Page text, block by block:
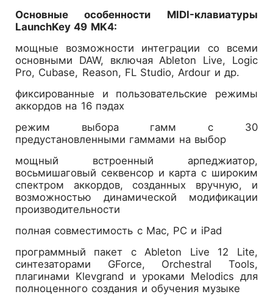
Основные особенности MIDI-клавиатуры
LaunchKey 49 MK4:
мощные возможности интеграции со всеми
основными DAW, включая Ableton Live, Logic
Pro, Cubase, Reason, FL Studio, Ardour и др.
фиксированные и пользовательские режимы
аккордов на 16 пэдах
режим выбора гамм с 30
предустановленными гаммами на выбор
мощный встроенный арпеджиатор,
восьмишаговый секвенсор и карта с широким
спектром аккордов, созданных вручную, и
возможностью динамической модификации
производительности
полная совместимость с Mac, PC и iPad
программный пакет с Ableton Live 12 Lite,
синтезаторами GForce, Orchestral Tools,
плагинами Klevgrand и уроками Melodics для
полноценного создания и обучения музыке